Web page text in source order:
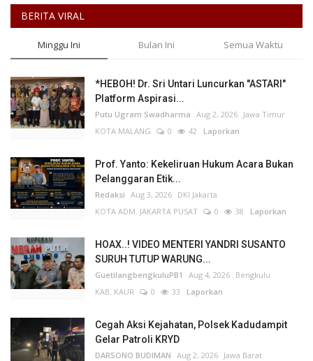
Cybers Event
UMKM & Ekonomi Kreatif
Pekerja Migran Indonesia
Ekonomi
Pendidikan
Informasi Journalism
Olahraga
Kesehatan
Perempuan/Anak
BERITA VIRAL
Minggu Ini Bulan Ini Semua Waktu
*HEBOH! Dr. Sri Untari Luncurkan "ASTARI"
Platform Aspirasi...
Putu Ugram Swadharma Aug 2, 2026 Jawa Timur
KOTA MALANG
0 42 Laporkan
Prof. Yanto: Kekeliruan Hukum Acara Bukan
Pelanggaran Etik...
Redaksi Aug 3, 2026 DKI Jakarta
KOTA ADM. JAKARTA PUSAT
0 38 Laporkan
HOAX..! VIDEO MENTERI YANDRI SUSANTO
SURUH TUTUP WARUNG...
GuetilangbengkuluPB1 Aug 4, 2026 Bengkulu
KAB. KAUR
0 33 Laporkan
Cegah Aksi Kejahatan, Polsek Kadudampit
Gelar Patroli KRYD
DARSONO BUDIMAN Aug 2, 2026 Jawa Barat